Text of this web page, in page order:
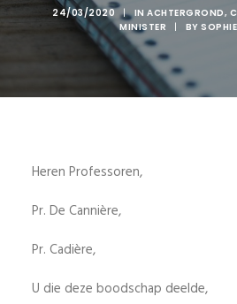
24/03/2020 | IN ACHTERGROND,
MINISTER
| BY
Heren Professoren,
Pr. De Cannière,
Pr. Cadière,
U die deze boodschap deelde,